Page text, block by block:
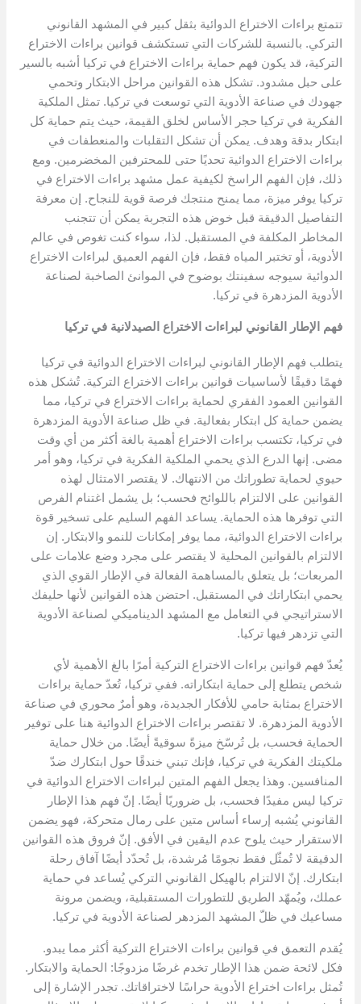
تتمتع براءات الاختراع الدوائية بثقل كبير في المشهد القانوني
التركي. بالنسبة للشركات التي تستكشف قوانين براءات الاختراع
التركية، قد يكون فهم حماية براءات الاختراع في تركيا أشبه بالسير
على حبل مشدود. تشكل هذه القوانين مراحل الابتكار وتحمي
جهودك في صناعة الأدوية التي توسعت في تركيا. تمثل الملكية
الفكرية في تركيا حجر الأساس لخلق القيمة، حيث يتم حماية كل
ابتكار بدقة وهدف. يمكن أن تشكل التقلبات والمنعطفات في
براءات الاختراع الدوائية تحديًا حتى للمحترفين المخضرمين. ومع
ذلك، فإن الفهم الراسخ لكيفية عمل مشهد براءات الاختراع في
تركيا يوفر ميزة، مما يمنح منتجك فرصة قوية للنجاح. إن معرفة
التفاصيل الدقيقة قبل خوض هذه التجربة يمكن أن تتجنب
المخاطر المكلفة في المستقبل. لذا، سواء كنت تغوص في عالم
الأدوية، أو تختبر المياه فقط، فإن الفهم العميق لبراءات الاختراع
الدوائية سيوجه سفينتك بوضوح في الموانئ الصاخبة لصناعة
الأدوية المزدهرة في تركيا.
فهم الإطار القانوني لبراءات الاختراع الصيدلانية في تركيا
يتطلب فهم الإطار القانوني لبراءات الاختراع الدوائية في تركيا
فهمًا دقيقًا لأساسيات قوانين براءات الاختراع التركية. تُشكل هذه
القوانين العمود الفقري لحماية براءات الاختراع في تركيا، مما
يضمن حماية كل ابتكار بفعالية. في ظل صناعة الأدوية المزدهرة
في تركيا، تكتسب براءات الاختراع أهمية بالغة أكثر من أي وقت
مضى. إنها الدرع الذي يحمي الملكية الفكرية في تركيا، وهو أمر
حيوي لحماية تطوراتك من الانتهاك. لا يقتصر الامتثال لهذه
القوانين على الالتزام باللوائح فحسب؛ بل يشمل اغتنام الفرص
التي توفرها هذه الحماية. يساعد الفهم السليم على تسخير قوة
براءات الاختراع الدوائية، مما يوفر إمكانات للنمو والابتكار. إن
الالتزام بالقوانين المحلية لا يقتصر على مجرد وضع علامات على
المربعات؛ بل يتعلق بالمساهمة الفعالة في الإطار القوي الذي
يحمي ابتكاراتك في المستقبل. احتضن هذه القوانين لأنها حليفك
الاستراتيجي في التعامل مع المشهد الديناميكي لصناعة الأدوية
التي تزدهر فيها تركيا.
يُعدّ فهم قوانين براءات الاختراع التركية أمرًا بالغ الأهمية لأي
شخص يتطلع إلى حماية ابتكاراته. ففي تركيا، تُعدّ حماية براءات
الاختراع بمثابة حامي للأفكار الجديدة، وهو أمرٌ محوري في صناعة
الأدوية المزدهرة. لا تقتصر براءات الاختراع الدوائية هنا على توفير
الحماية فحسب، بل تُرسّخ ميزةً سوقيةً أيضًا. من خلال حماية
ملكيتك الفكرية في تركيا، فإنك تبني خندقًا حول ابتكارك ضدّ
المنافسين. وهذا يجعل الفهم المتين لبراءات الاختراع الدوائية في
تركيا ليس مفيدًا فحسب، بل ضروريًا أيضًا. إنّ فهم هذا الإطار
القانوني يُشبه إرساء أساس متين على رمال متحركة، فهو يضمن
الاستقرار حيث يلوح عدم اليقين في الأفق. إنّ فروق هذه القوانين
الدقيقة لا تُمثّل فقط نجومًا مُرشدة، بل تُحدّد أيضًا آفاق رحلة
ابتكارك. إنّ الالتزام بالهيكل القانوني التركي يُساعد في حماية
عملك، ويُمهّد الطريق للتطورات المستقبلية، ويضمن مرونة
مساعيك في ظلّ المشهد المزدهر لصناعة الأدوية في تركيا.
يُقدم التعمق في قوانين براءات الاختراع التركية أكثر مما يبدو.
فكل لائحة ضمن هذا الإطار تخدم غرضًا مزدوجًا: الحماية والابتكار.
تُمثل براءات اختراع الأدوية حراسًا لاختراقاتك. تجدر الإشارة إلى